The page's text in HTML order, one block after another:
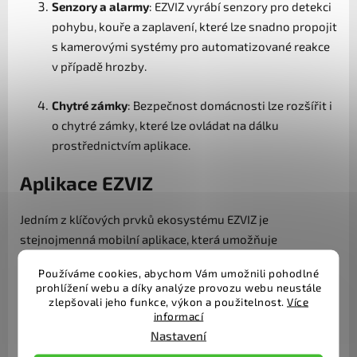
Používáme cookies, abychom Vám umožnili pohodlné
prohlížení webu a díky analýze provozu webu neustále
zlepšovali jeho funkce, výkon a použitelnost. Více
informací
Nastavení
Senzory a alarmy: EZVIZ vyrábí senzory pro detekci
pohybu, kouře a zaplavení, které lze snadno propojit
s kamerovými systémy pro automatizované reakce
v případě hrozby.
Chytré zámky: Bezpečnost domácnosti lze rozšířit i
o chytré zámky, které lze ovládat na dálku
prostřednictvím aplikace.
Aplikace EZVIZ
Jedním z klíčových prvků ekosystému EZVIZ je
stejnojmenná mobilní aplikace, která umožňuje
zařízeními. Aplikace je navržena s důrazem na
jednoduchost a rychlý přístup k informacím. Díky aplikaci
mohou uživatelé sledovat živé přenosy z kamer,
spravovat nastavení zařízení a přijímat notifikace v